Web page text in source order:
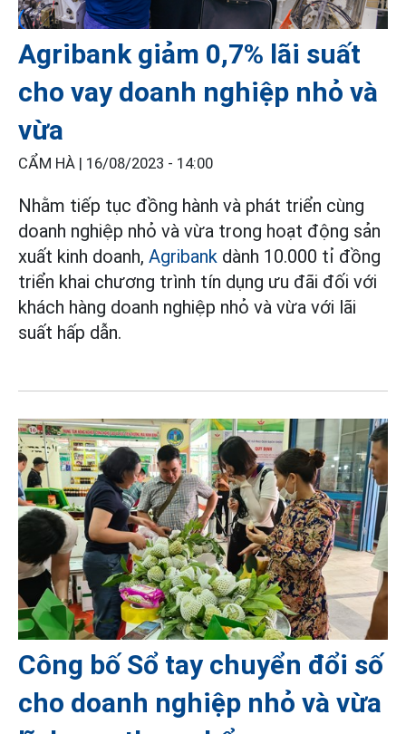
Agribank giảm 0,7% lãi suất
cho vay doanh nghiệp nhỏ và
vừa
CẨM HÀ | 16/08/2023 - 14:00
Nhằm tiếp tục đồng hành và phát triển cùng
doanh nghiệp nhỏ và vừa trong hoạt động sản
xuất kinh doanh, Agribank dành 10.000 tỉ đồng
triển khai chương trình tín dụng ưu đãi đối với
khách hàng doanh nghiệp nhỏ và vừa với lãi
suất hấp dẫn.
Công bố Sổ tay chuyển đổi số
cho doanh nghiệp nhỏ và vừa